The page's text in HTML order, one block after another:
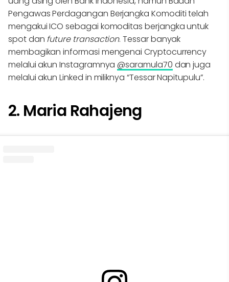
Pengawas Perdagangan Berjangka Komoditi telah
mengakui ICO sebagai komoditas berjangka untuk
spot dan future transaction. Tessar banyak
membagikan informasi mengenai Cryptocurrency
melalui akun Instagramnya@saramula70 dan juga
melalui akun Linked in miliknya “Tessar Napitupulu”.
2. Maria Rahajeng